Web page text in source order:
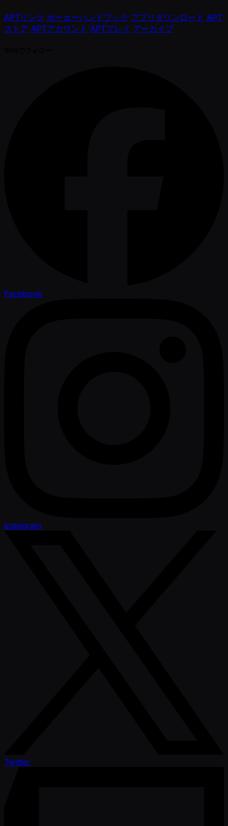
APTリンク ポーカーハンドブック アプリダウンロード APT
ストア APTアカウント APTプレイ アーカイブ
Facebook
Instagram
Twitter